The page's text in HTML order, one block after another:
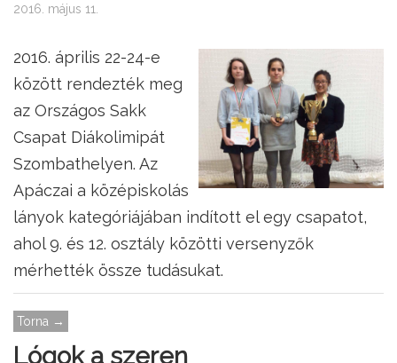
2016. május 11.
2016. április 22-24-e
között rendezték meg
az Országos Sakk
Csapat Diákolimipát
Szombathelyen. Az
Apáczai a középiskolás
lányok kategóriájában indított el egy csapatot,
ahol 9. és 12. osztály közötti versenyzők
mérhették össze tudásukat.
Torna →
Lógok a szeren